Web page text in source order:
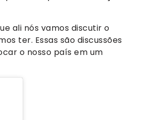
ali nós vamos discutir o
ter. Essas são discussões
o nosso país em um